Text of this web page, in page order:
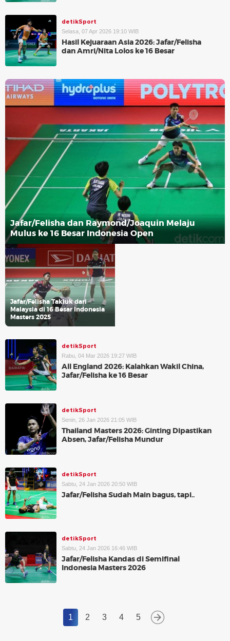
detikSport
Selasa, 07 Apr 2026 19:10 WIB
Hasil Kejuaraan Asia 2026: Jafar/Felisha
dan Amri/Nita Lolos ke 16 Besar
Jafar/Felisha dan Raymond/Joaquin Melaju
Mulus ke 16 Besar Indonesia Open
Jafar/Felisha Takluk dari
Malaysia di 16 Besar Indonesia
Masters 2025
detikSport
Rabu, 04 Mar 2026 19:27 WIB
All England 2026: Kalahkan Wakil China,
Jafar/Felisha ke 16 Besar
detikSport
Senin, 26 Jan 2026 21:05 WIB
Thailand Masters 2026: Ginting Dipastikan
Absen, Jafar/Felisha Mundur
detikSport
Sabtu, 24 Jan 2026 20:50 WIB
Jafar/Felisha Sudah Main bagus, tapi..
detikSport
Sabtu, 24 Jan 2026 16:46 WIB
Jafar/Felisha Kandas di Semifinal
Indonesia Masters 2026
1 2 3 4 5